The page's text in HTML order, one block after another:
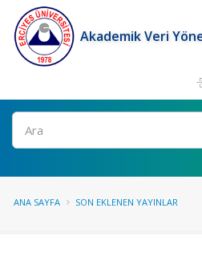
Akademik Veri
Ara
ANA SAYFA SON EKLENEN YAYINLAR